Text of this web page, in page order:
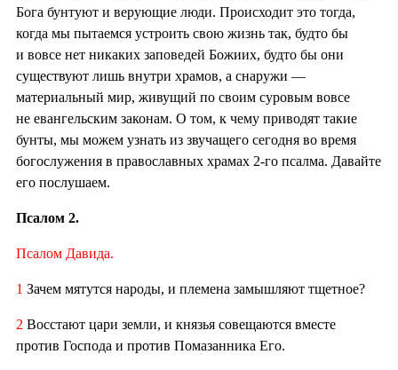
Бога бунтуют и верующие люди. Происходит это тогда,
когда мы пытаемся устроить свою жизнь так, будто бы
и вовсе нет никаких заповедей Божиих, будто бы они
существуют лишь внутри храмов, а снаружи —
материальный мир, живущий по своим суровым вовсе
не евангельским законам. О том, к чему приводят такие
бунты, мы можем узнать из звучащего сегодня во время
богослужения в православных храмах 2-го псалма. Давайте
его послушаем.
Псалом 2.
Псалом Давида.
1 Зачем мятутся народы, и племена замышляют тщетное?
2 Восстают цари земли, и князья совещаются вместе
против Господа и против Помазанника Его.